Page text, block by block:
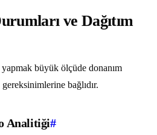
ve Dağıtım
büyük ölçüde donanım
bağlıdır.
Analitiği#